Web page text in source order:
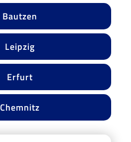
Bautzen
Leipzig
Erfurt
Chemnitz